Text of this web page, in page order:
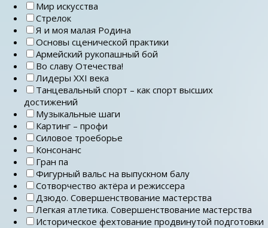
Мир искусства
Стрелок
Я и моя малая Родина
Основы сценической практики
Армейский рукопашный бой
Во славу Отечества!
Лидеры ХХI века
Танцевальный спорт – как спорт высших
достижений
Музыкальные шаги
Картинг – профи
Силовое троеборье
Консонанс
Гран па
Фигурный вальс на выпускном балу
Сотворчество актёра и режиссера
Дзюдо. Совершенствование мастерства
Легкая атлетика. Совершенствование мастерства
Историческое фехтование продвинутой подготовки